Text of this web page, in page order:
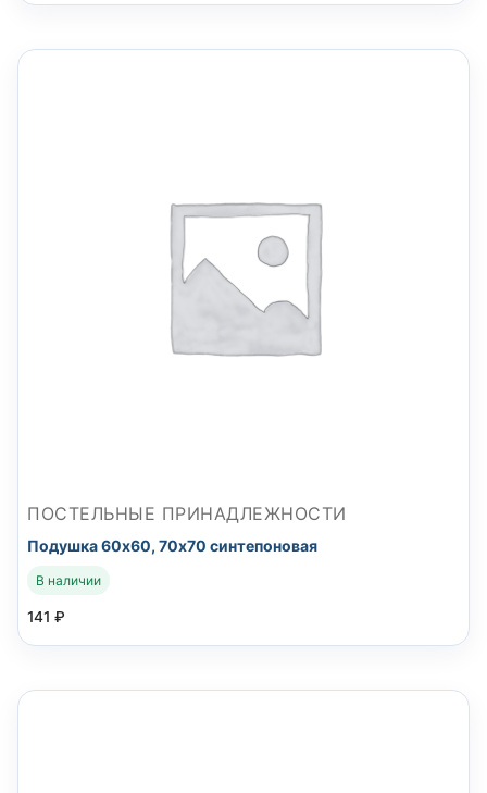
ПОСТЕЛЬНЫЕ ПРИНАДЛЕЖНОСТИ
Подушка 60х60, 70х70 синтепоновая
В наличии
141 ₽